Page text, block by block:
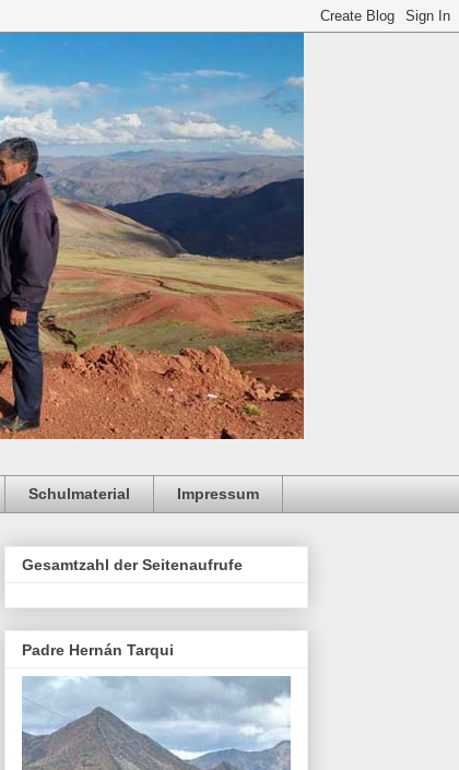
Schulmaterial Impressum
Gesamtzahl der Seitenaufrufe
Padre Hernán Tarqui